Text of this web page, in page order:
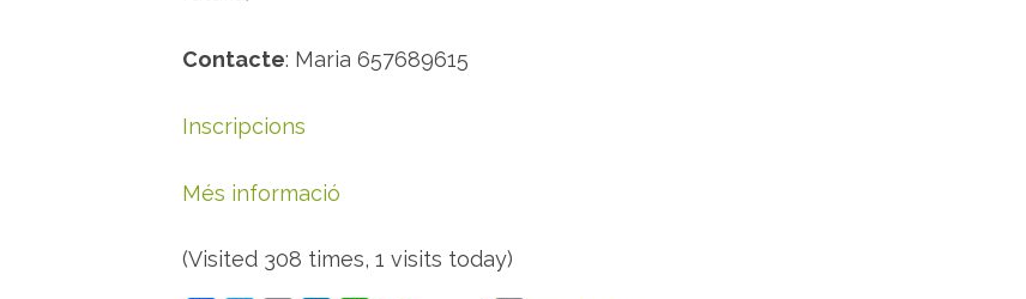
Contacte: Maria 657689615
Inscripcions
Més informació
(Visited 308 times, 1 visits today)